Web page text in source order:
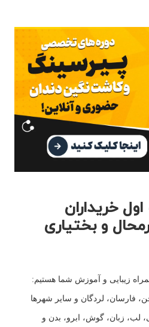
خریداران
و بختیاری
زیبایی و آموزش شما هستیم:
فارسان، لردگان و سایر شهرها
لب، زبان، گوش، ابرو، بدن و